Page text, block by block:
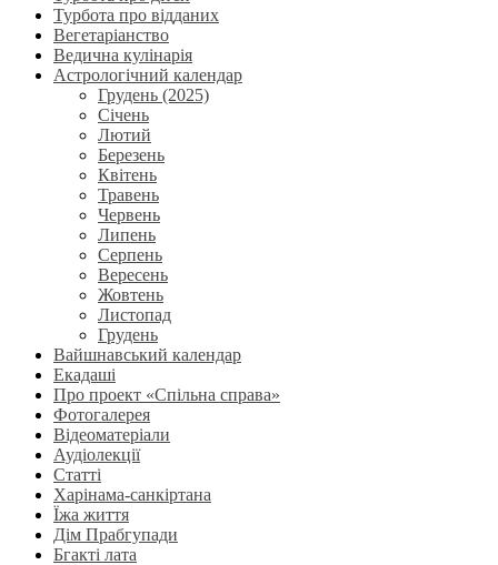
Турбота про відданих
Вегетаріанство
Ведична кулінарія
Астрологічний календар
Грудень (2025)
Січень
Лютий
Березень
Квітень
Травень
Червень
Липень
Серпень
Вересень
Жовтень
Листопад
Грудень
Вайшнавський календар
Екадаші
Про проект «Спільна справа»
Фотогалерея
Відеоматеріали
Аудіолекції
Статті
Харінама-санкіртана
Їжа життя
Дім Прабгупади
Бгакті лата